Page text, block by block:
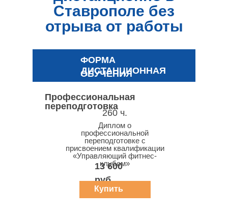
Ставрополе без
отрыва от работы
ФОРМА
ОБУЧЕНИЯ
ДИСТАНЦИОННАЯ
Профессиональная
переподготовка
Диплом о
профессиональной
переподготовке с
присвоением квалификации
«Управляющий фитнес-
клубом»
260 ч.
13 600
руб.
Купить
курс